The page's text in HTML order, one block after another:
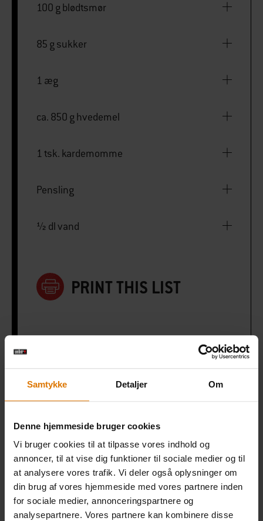
Samtykke Detaljer Om
Denne hjemmeside bruger cookies
Vi bruger cookies til at tilpasse vores indhold og
annoncer, til at vise dig funktioner til sociale medier og til
at analysere vores trafik. Vi deler også oplysninger om
din brug af vores hjemmeside med vores partnere inden
for sociale medier, annonceringspartnere og
analysepartnere. Vores partnere kan kombinere disse
100 g blødtsmør
85 g sukker
1 æg
ca. 850 g hvedemel
1 tsk. kardemomme
Pensling
1⁄2 dl vand
PRINT THIS LIST
Gør det nemt
Anbefalet tilbehør
Premium-
handskesæt
Forklæde
Se